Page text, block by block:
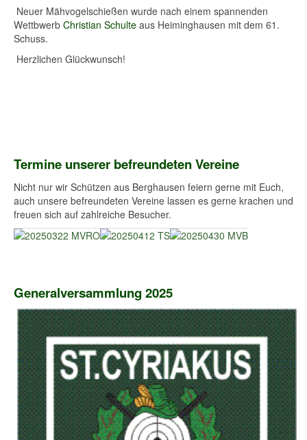
Neuer Mähvogelschießen wurde nach einem spannenden
Wettbwerb Christian Schulte aus Heiminghausen mit dem 61.
Schuss.
Herzlichen Glückwunsch!
Termine unserer befreundeten Vereine
Nicht nur wir Schützen aus Berghausen feiern gerne mit Euch,
auch unsere befreundeten Vereine lassen es gerne krachen und
freuen sich auf zahlreiche Besucher.
Generalversammlung 2025